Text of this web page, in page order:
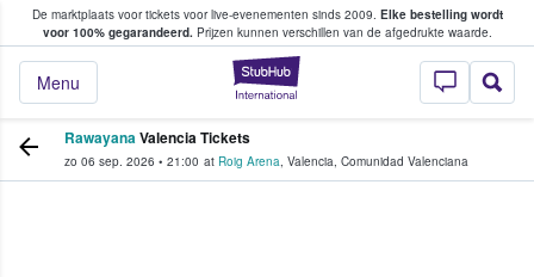
De marktplaats voor tickets voor live-evenementen sinds 2009. Elke bestelling wordt
voor 100% gegarandeerd.Prijzen kunnen verschillen van de afgedrukte waarde.
StubHub: waar
Menu
tickets kopen en verkopen
RawayanaValencia Tickets
zo 06 sep. 2026 • 21:00 at Roig Arena, Valencia, Comunidad Valenciana